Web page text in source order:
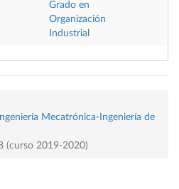
Grado en
Organización
Industrial
Mecatrónica-Ingeniería de
(curso 2019-2020)